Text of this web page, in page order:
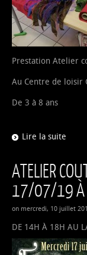
Prestation Atelier
Au Centre de loisir
De 3 à 8 ans
Lire la suite
ATELIER
17/07/19 À
on mercredi, 10 juillet
DE 14H À 18H AU